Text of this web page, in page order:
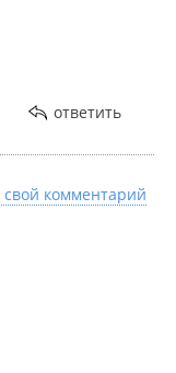
ответить
комментарий